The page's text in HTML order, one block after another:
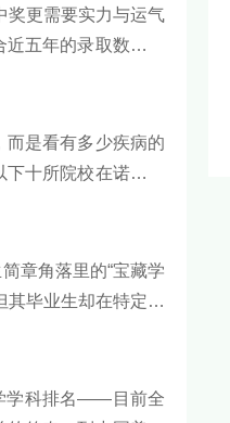
奖更需要实力与运气
五年的录取数据、
这些学府，意味着
而是看有多少疾病的
十所院校在诺贝尔
度上长期占据全球
章角落里的“宝藏学
其毕业生却在特定行
的真正价值正等着
学科排名——目前全